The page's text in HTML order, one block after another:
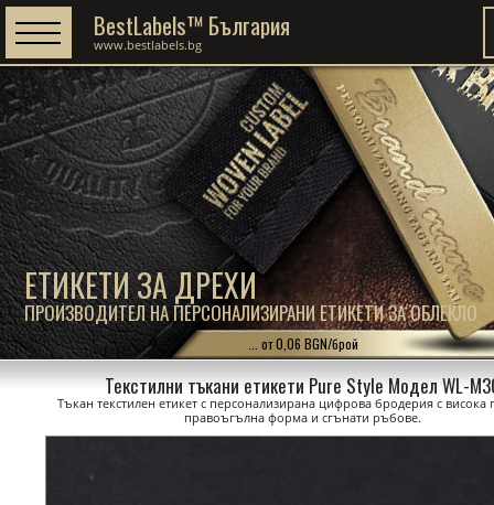
ЕТИКЕТИ ЗА ДРЕХИ
ПРОИЗВОДИТЕЛ НА ПЕРСОНАЛИЗИРАНИ ЕТИКЕТИ ЗА ОБЛЕКЛО
BestLabels™ България
www.bestlabels.bg
... от 0,06 BGN/брой
Текстилни тъкани етикети Pure Style Модел WL-
Тъкан текстилен етикет с персонализирана цифрова бродерия с висока
правоъгълна форма и сгънати ръбове.